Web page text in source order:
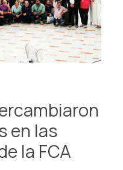
en las
la FCA